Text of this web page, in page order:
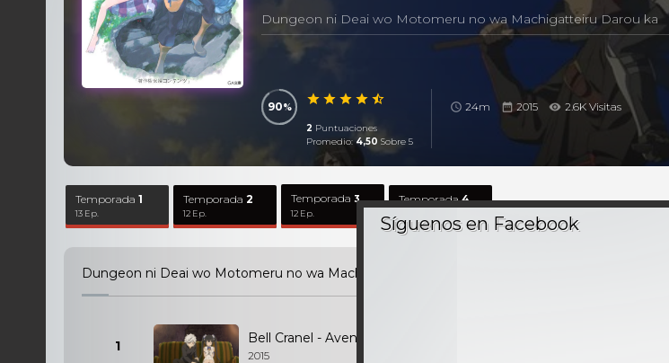
Dungeon ni Deai wo Motomeru no wa Machigatteiru Darou ka
90
2 Puntuaciones
Promedio:4,50 Sobre 5
24m 2015 2.6K Visitas
Temporada1
13 Ep.
Temporada2
12 Ep.
Temporada3
12 Ep.
Temporada4
Dungeon ni Deai wo Motomeru no wa Machigatteiru Darou ka (Danmachi) - Temporada
1 Bell Cranel - Aventurero
2015